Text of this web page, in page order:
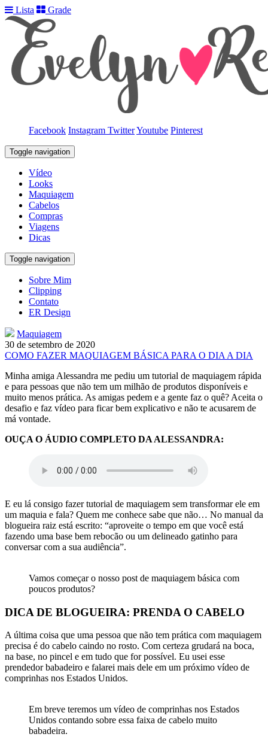
Lista Grade
Facebook Instagram TwitterYoutube Pinterest
Toggle navigation
Vídeo
Looks
Maquiagem
Cabelos
Compras
Viagens
Dicas
Toggle navigation
Sobre Mim
Clipping
Contato
ER Design
Maquiagem
30 de setembro de 2020
COMO FAZER MAQUIAGEM BÁSICA PARA O DIA A DIA
Minha amiga Alessandra me pediu um tutorial de maquiagem rápida
e para pessoas que não tem um milhão de produtos disponíveis e
muito menos prática. As amigas pedem e a gente faz o quê? Aceita o
desafio e faz vídeo para ficar bem explicativo e não te acusarem de
má vontade.
OUÇA O ÁUDIO COMPLETO DA ALESSANDRA:
E eu lá consigo fazer tutorial de maquiagem sem transformar ele em
um maquia e fala? Quem me conhece sabe que não… No manual da
blogueira raiz está escrito: “aproveite o tempo em que você está
fazendo uma base bem rebocão ou um delineado gatinho para
conversar com a sua audiência”.
Vamos começar o nosso post de maquiagem básica com
poucos produtos?
DICA DE BLOGUEIRA: PRENDA O CABELO
A última coisa que uma pessoa que não tem prática com maquiagem
precisa é do cabelo caindo no rosto. Com certeza grudará na boca,
na base, no pincel e em tudo que for possível. Eu usei esse
prendedor babadeiro e falarei mais dele em um próximo vídeo de
comprinhas nos Estados Unidos.
Em breve teremos um vídeo de comprinhas nos Estados
Unidos contando sobre essa faixa de cabelo muito
babadeira.